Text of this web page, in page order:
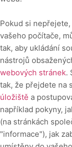
Pokud si
vašeho počítače,
tak, aby ukládání
nástrojů
webových stránek.
tak, že přejdete na
úložiště a
například pokyny,
(na stránkách
"informace"), jak